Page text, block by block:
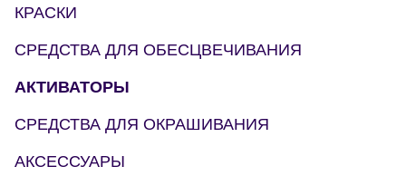
КРАСКИ
СРЕДСТВА ДЛЯ ОБЕСЦВЕЧИВАНИЯ
АКТИВАТОРЫ
СРЕДСТВА ДЛЯ ОКРАШИВАНИЯ
АКСЕССУАРЫ